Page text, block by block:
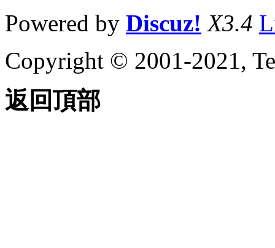
Powered by Discuz! X3.4
Copyright © 2001-2021,
返回頂部